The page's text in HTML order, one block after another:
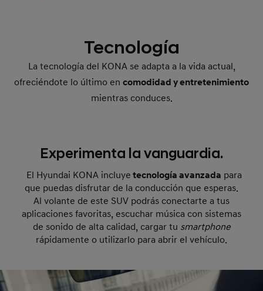
Tecnología
La tecnología del KONA se adapta a la vida actual,
ofreciéndote lo último en comodidad y entretenimiento
mientras conduces.
Experimenta la vanguardia.
El Hyundai KONA incluye tecnología avanzada para
que puedas disfrutar de la conducción que esperas.
Al volante de este SUV podrás conectarte a tus
aplicaciones favoritas, escuchar música con sistemas
de sonido de alta calidad, cargar tu smartphone
rápidamente o utilizarlo para abrir el vehículo.